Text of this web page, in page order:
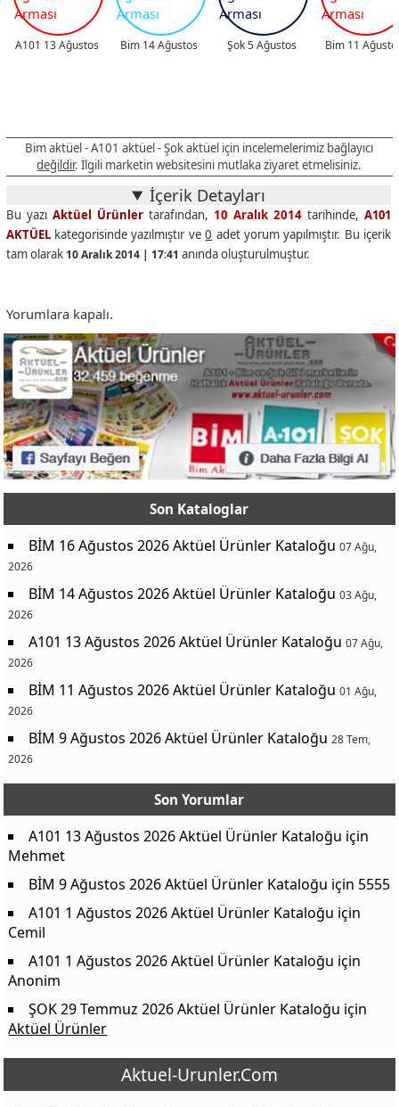
A101 13 Ağustos Bim 14 Ağustos Şok 5 Ağustos Bim 11
Bim aktüel - A101 aktüel - Şok aktüel için incelemelerimiz bağlayıcı
değildir. İlgili marketin websitesini mutlaka ziyaret etmelisiniz.
İçerik Detayları
Bu yazı Aktüel Ürünlertarafından, 10 Aralık 2014 tarihinde,A101
AKTÜELkategorisinde yazılmıştır ve0 adet yorum yapılmıştır. Bu içerik
tam olarak 10 Aralık 2014 | 17:41 anında oluşturulmuştur.
Yorumlara kapalı.
Son Kataloglar
BİM 16 Ağustos 2026 Aktüel Ürünler Kataloğu 07 Ağu,
2026
BİM 14 Ağustos 2026 Aktüel Ürünler Kataloğu 03 Ağu,
2026
A101 13 Ağustos 2026 Aktüel Ürünler Kataloğu 07 Ağu,
2026
BİM 11 Ağustos 2026 Aktüel Ürünler Kataloğu 01 Ağu,
2026
BİM 9 Ağustos 2026 Aktüel Ürünler Kataloğu 28 Tem,
2026
Son Yorumlar
A101 13 Ağustos 2026 Aktüel Ürünler Kataloğu için
Mehmet
BİM 9 Ağustos 2026 Aktüel Ürünler Kataloğu için 5555
A101 1 Ağustos 2026 Aktüel Ürünler Kataloğu için
Cemil
A101 1 Ağustos 2026 Aktüel Ürünler Kataloğu için
Anonim
ŞOK 29 Temmuz 2026 Aktüel Ürünler Kataloğu için
Aktüel Ürünler
Aktuel-Urunler.Com